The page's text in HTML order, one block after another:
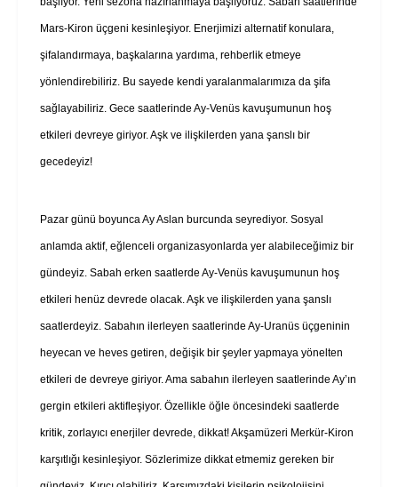
Mars-Kiron üçgeni kesinleşiyor. Enerjimizi alternatif konulara,
şifalandırmaya, başkalarına yardıma, rehberlik etmeye
yönlendirebiliriz. Bu sayede kendi yaralanmalarımıza da şifa
sağlayabiliriz. Gece saatlerinde Ay-Venüs kavuşumunun hoş
etkileri devreye giriyor. Aşk ve ilişkilerden yana şanslı bir
gecedeyiz!
Pazar günü boyunca Ay Aslan burcunda seyrediyor. Sosyal
anlamda aktif, eğlenceli organizasyonlarda yer alabileceğimiz bir
gündeyiz. Sabah erken saatlerde Ay-Venüs kavuşumunun hoş
etkileri henüz devrede olacak. Aşk ve ilişkilerden yana şanslı
saatlerdeyiz. Sabahın ilerleyen saatlerinde Ay-Uranüs üçgeninin
heyecan ve heves getiren, değişik bir şeyler yapmaya yönelten
etkileri de devreye giriyor. Ama sabahın ilerleyen saatlerinde Ay’ın
gergin etkileri aktifleşiyor. Özellikle öğle öncesindeki saatlerde
kritik, zorlayıcı enerjiler devrede, dikkat! Akşamüzeri Merkür-Kiron
karşıtlığı kesinleşiyor. Sözlerimize dikkat etmemiz gereken bir